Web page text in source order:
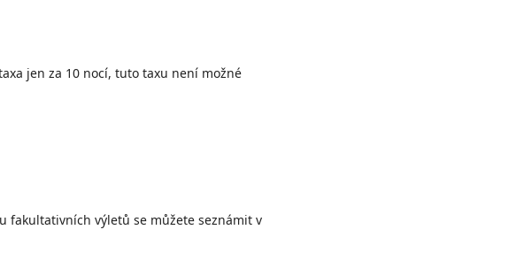
jen za 10 nocí, tuto taxu není možné
fakultativních výletů se můžete seznámit v